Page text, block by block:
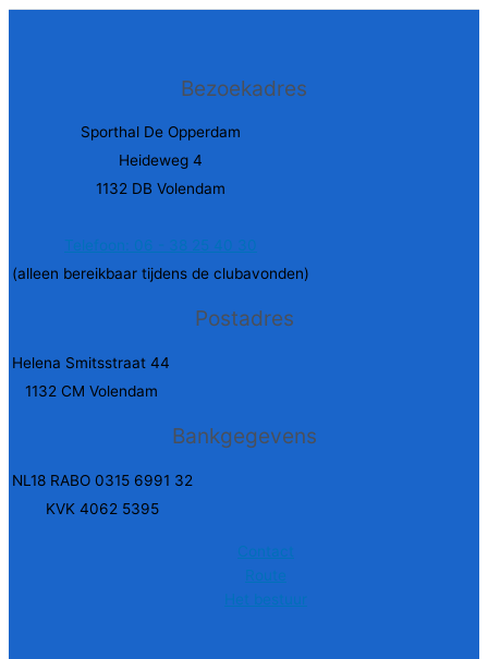
Bezoekadres
Sporthal De Opperdam
Heideweg 4
1132 DB Volendam
Telefoon: 06 - 38 25 40 30
(alleen bereikbaar tijdens de clubavonden)
Postadres
Helena Smitsstraat 44
1132 CM Volendam
Bankgegevens
NL18 RABO 0315 6991 32
KVK 4062 5395
Contact
Route
Het bestuur